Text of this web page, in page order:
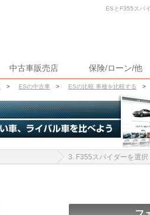
中古車販売店 保険/ローン/他
> ESの中古車 > ESの比較 車種を比較する >
ESとF355スパ
3. F355スパイダーを選択